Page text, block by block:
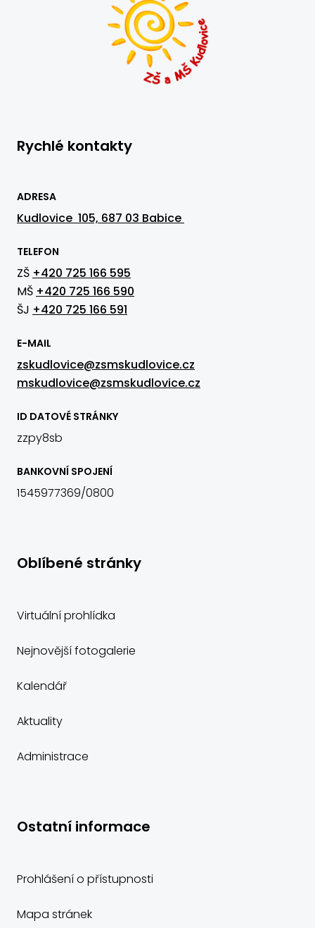
Rychlé kontakty
ADRESA
Kudlovice 105, 687 03 Babice
TELEFON
ZŠ +420 725 166 595
MŠ +420 725 166 590
ŠJ +420 725 166 591
E-MAIL
zskudlovice@zsmskudlovice.cz
mskudlovice@zsmskudlovice.cz
ID DATOVÉ STRÁNKY
zzpy8sb
BANKOVNÍ SPOJENÍ
1545977369/0800
Oblíbené stránky
Virtuální prohlídka
Nejnovější fotogalerie
Kalendář
Aktuality
Administrace
Ostatní informace
Prohlášení o přístupnosti
Mapa stránek